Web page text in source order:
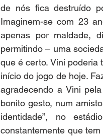
de nós fica destruído
Imaginem-se com 23
apenas por maldade,
permitindo – uma
que é certo. Vini poderia
início do jogo de hoje.
agradecendo a Vini
bonito gesto, num
identidade”, no
constantemente que